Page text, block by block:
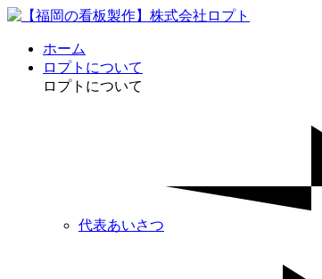
ホーム
ロプトについて
ロプトについて
代表あいさつ